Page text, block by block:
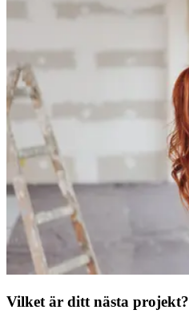
Vilket är ditt nästa projekt?